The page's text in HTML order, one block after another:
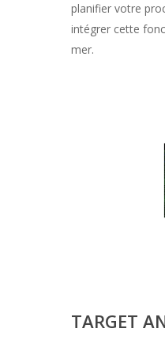
planifier votre
intégrer cette
mer.
TARGET